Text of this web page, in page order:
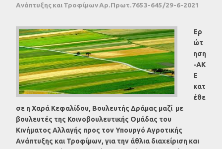
Ανάπτυξης και Τροφίμων Αρ.Πρωτ.7653-645/29-6-2021
Ερ
ώτ
ηση
-ΑΚ
Ε
κατ
έθε
σε η Χαρά Κεφαλίδου, Βουλευτής Δράμας μαζί με
βουλευτές της Κοινοβουλευτικής Ομάδας του
Κινήματος Αλλαγής προς τον Υπουργό Αγροτικής
Ανάπτυξης και Τροφίμων, για την άθλια διαχείριση και